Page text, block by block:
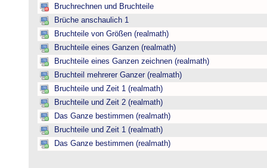
Bruchrechnen und Bruchteile
Brüche anschaulich 1
Bruchteile von Größen (realmath)
Bruchteile eines Ganzen (realmath)
Bruchteile eines Ganzen zeichnen (realmath)
Bruchteil mehrerer Ganzer (realmath)
Bruchteile und Zeit 1 (realmath)
Bruchteile und Zeit 2 (realmath)
Das Ganze bestimmen (realmath)
Bruchteile und Zeit 1 (realmath)
Das Ganze bestimmen (realmath)